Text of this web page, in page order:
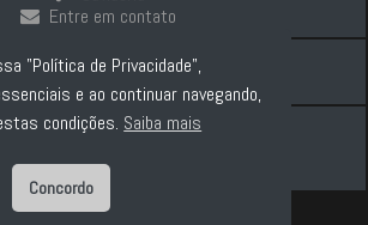
Entre em contato
Intranet
Comunicação e Imprensa
Politica de Privacidade
Prof. Dr. Carlos Pelleschi Taborda
"Política de Privacidade",
e ao continuar navegando,
condições. Saiba mais
Concordo